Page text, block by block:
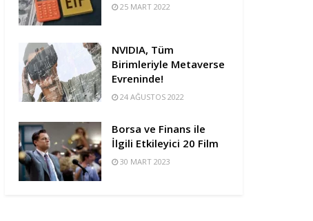
25 MART 2022
NVIDIA, Tüm
Birimleriyle Metaverse
Evreninde!
24 AĞUSTOS 2022
Borsa ve Finans ile
İlgili Etkileyici 20 Film
30 MART 2023